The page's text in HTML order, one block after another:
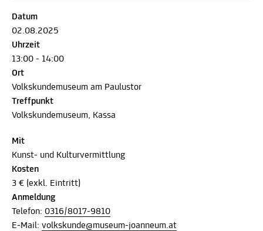
Datum
02.08.2025
Uhrzeit
13:00 - 14:00
Ort
Volkskundemuseum am Paulustor
Treffpunkt
Volkskundemuseum, Kassa
Mit
Kunst- und Kulturvermittlung
Kosten
3 € (exkl. Eintritt)
Anmeldung
Telefon: 0316/8017-9810
E-Mail: volkskunde@museum-joanneum.at